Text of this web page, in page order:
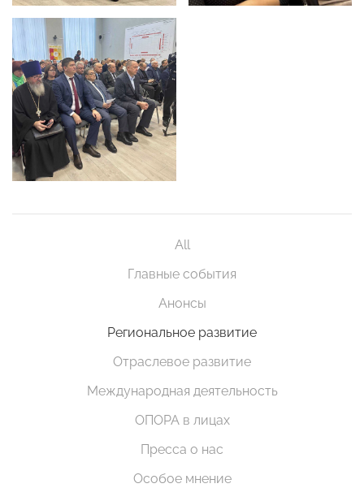
All
Главные события
Анонсы
Региональное развитие
Отраслевое развитие
Международная деятельность
ОПОРА в лицах
Пресса о нас
Особое мнение